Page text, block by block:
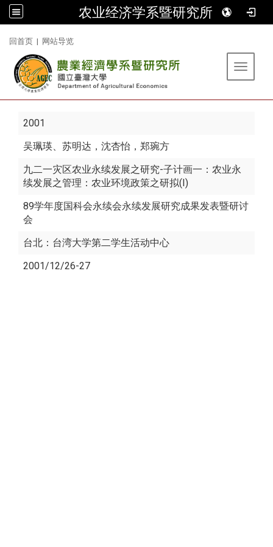
农业经济学系暨研究所
回首页 | 网站导览
Toggle
2001
吴珮瑛、苏明达，沈杏怡，郑琬方
九二一灾区农业永续发展之研究-子计画一：农业永
续发展之管理：农业环境政策之研拟(I)
89学年度国科会永续会永续发展研究成果发表暨研讨
会
台北：台湾大学第二学生活动中心
2001/12/26-27